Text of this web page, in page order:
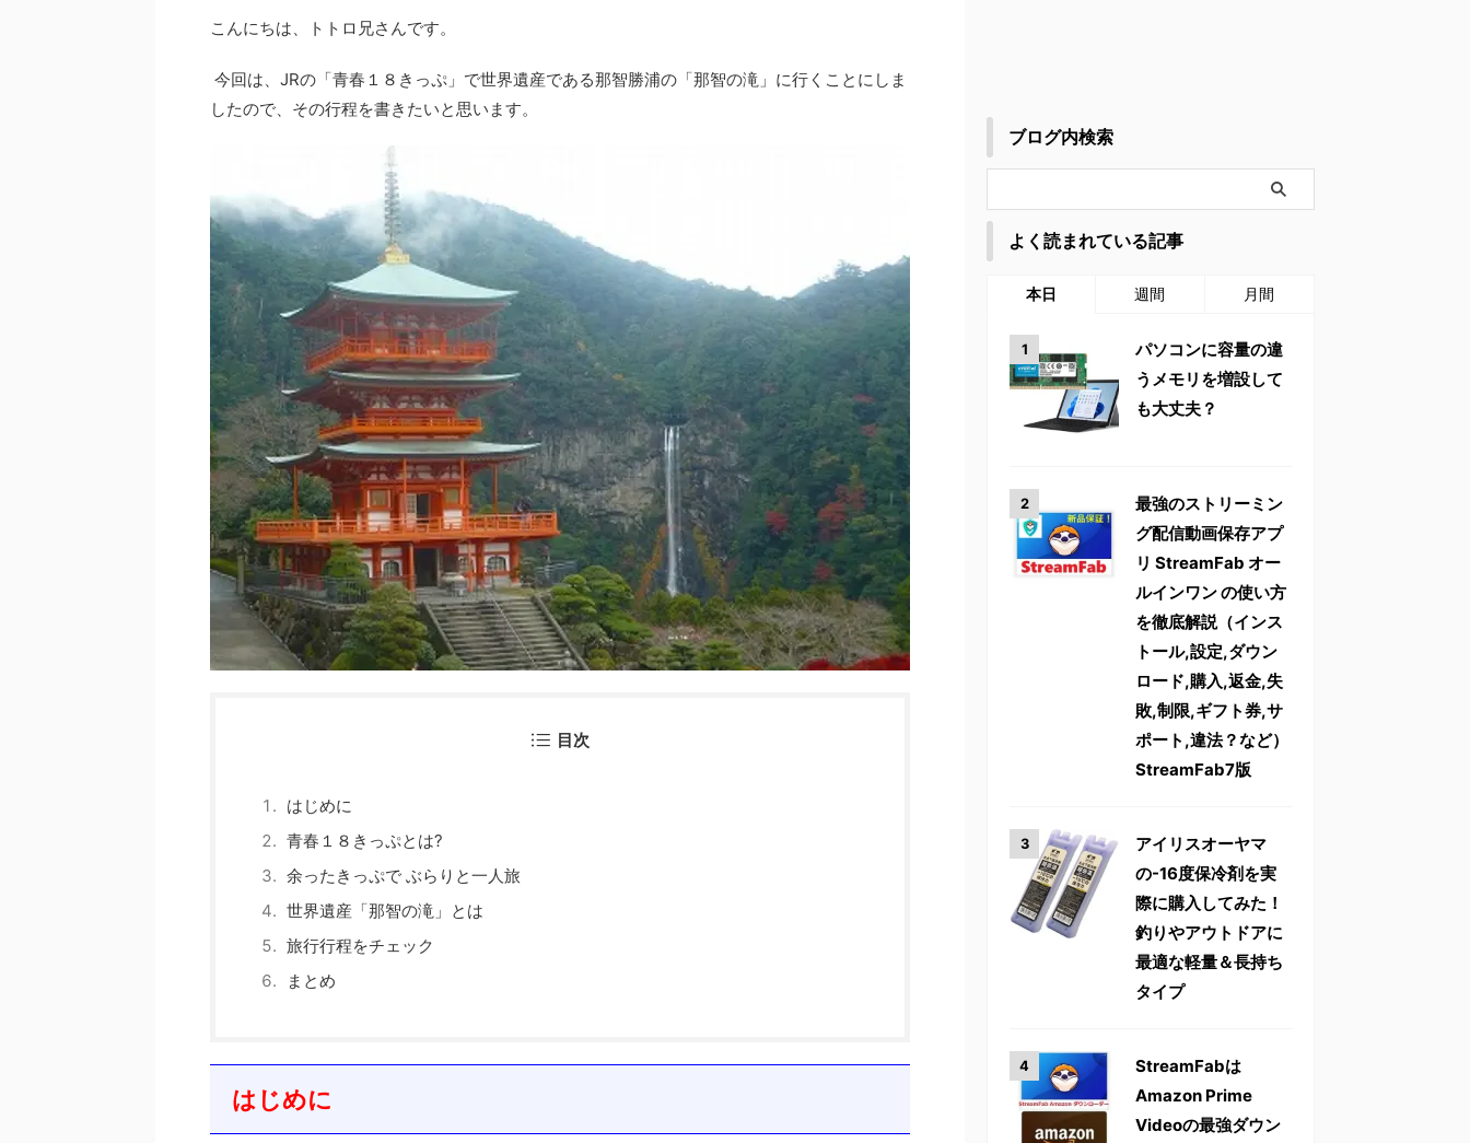
こんにちは、トトロ兄さんです。
今回は、JRの「青春１８きっぷ」で世界遺産である那智勝浦の「那智の滝」に行くことにしま
したので、その行程を書きたいと思います。
目次
はじめに
青春１８きっぷとは?
余ったきっぷで ぶらりと一人旅
世界遺産「那智の滝」とは
旅行行程をチェック
まとめ
はじめに
ブログ内検索
よく読まれている記事
本日 週間 月間
パソコンに容量の違
うメモリを増設して
も大丈夫？
最強のストリーミン
グ配信動画保存アプ
リ StreamFab オー
ルインワン の使い方
を徹底解説（インス
トール,設定,ダウン
ロード,購入,返金,失
敗,制限,ギフト券,サ
ポート,違法？など）
StreamFab7版
アイリスオーヤマ
の-16度保冷剤を実
際に購入してみた！
釣りやアウトドアに
最適な軽量＆長持ち
タイプ
StreamFabは
Amazon Prime
Videoの最強ダウン